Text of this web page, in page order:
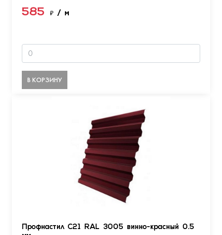
585 ₽ / м
В КОРЗИНУ
Профнастил С21 RAL 3005 винно-красный 0.5